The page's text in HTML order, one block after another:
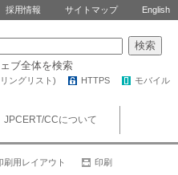
採用情報 サイトマップ English
ブ全体を検索
ングリスト ) HTTPS モバイル
JPCERT/CCについて
刷用レイアウト 印刷